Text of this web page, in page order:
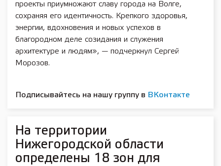
проекты приумножают славу города на Волге,
сохраняя его идентичность. Крепкого здоровья,
энергии, вдохновения и новых успехов в
благородном деле созидания и служения
архитектуре и людям», — подчеркнул Сергей
Морозов.
Подписывайтесь на нашу группу в ВКонтакте
На территории
Нижегородской области
определены 18 зон для